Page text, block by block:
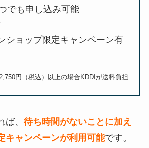
でも申し込み可能
ショップ限定キャンペーン有
円（税込）以上の場合KDDI が送料負担
ば、 待ち時間がないことに加え
キャンペーンが利用可能です。